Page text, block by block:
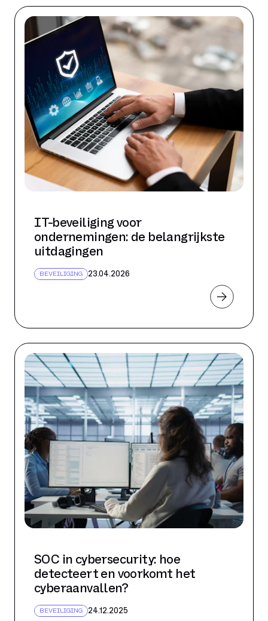
IT-beveiliging voor
ondernemingen: de belangrijkste
uitdagingen
BEVEILIGING 23.04.2026
SOC in cybersecurity: hoe
detecteert en voorkomt het
cyberaanvallen?
BEVEILIGING 24.12.2025